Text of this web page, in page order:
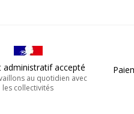
administratif accepté
au quotidien avec
les collectivités